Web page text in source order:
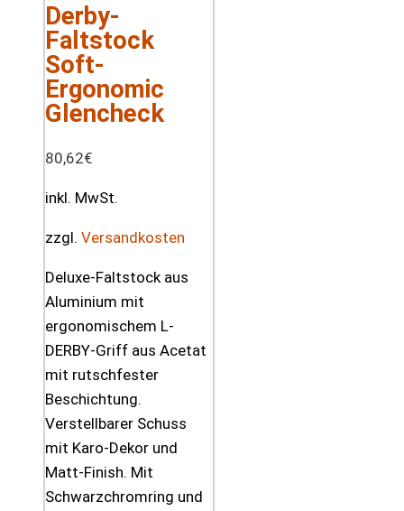
Derby-
Faltstock
Soft-
Ergonomic
Glencheck
80,62€
inkl. MwSt.
zzgl. Versandkosten
Deluxe-Faltstock aus
Aluminium mit
ergonomischem L-
DERBY-Griff aus Acetat
mit rutschfester
Beschichtung.
Verstellbarer Schuss
mit Karo-Dekor und
Matt-Finish. Mit
Schwarzchromring und